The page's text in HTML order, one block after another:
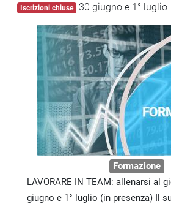
Iscrizioni chiuse 30 giugno e 1° luglio
Formazione
LAVORARE IN TEAM: allenarsi al
giugno e 1° luglio (in presenza) Il